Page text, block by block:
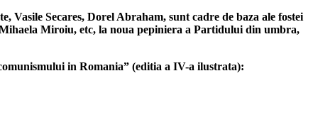
Vasile Secares, Dorel Abraham, sunt cadre de baza ale fostei
Miroiu, etc, la noua pepiniera a Partidului din umbra,
in Romania” (editia a IV-a ilustrata):